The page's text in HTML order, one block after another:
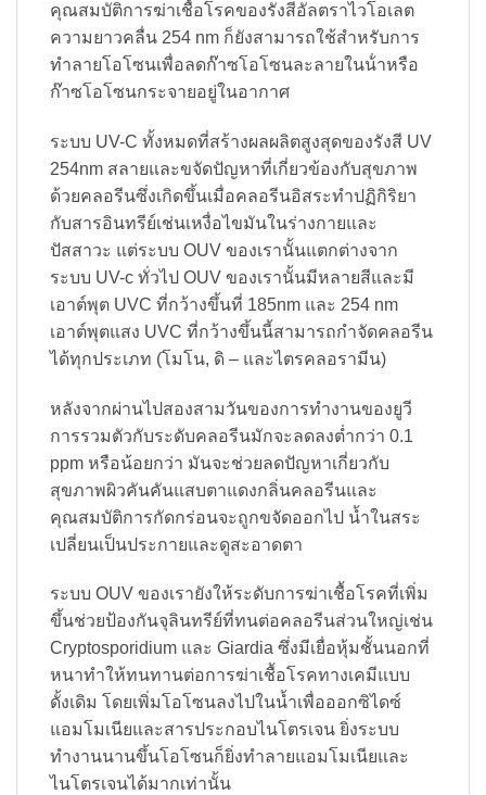
คุณสมบัติการฆ่าเชื้อโรคของรังสีอัลตราไวโอเลต
ความยาวคลื่น 254 nm ก็ยังสามารถใช้สําหรับการ
ทําลายโอโซนเพื่อลดก๊าซโอโซนละลายในน้ําหรือ
ก๊าซโอโซนกระจายอยู่ในอากาศ
ระบบ UV-C ทั้งหมดที่สร้างผลผลิตสูงสุดของรังสี UV
254nm สลายและขจัดปัญหาที่เกี่ยวข้องกับสุขภาพ
ด้วยคลอรีนซึ่งเกิดขึ้นเมื่อคลอรีนอิสระทำปฏิกิริยา
กับสารอินทรีย์เช่นเหงื่อไขมันในร่างกายและ
ปัสสาวะ แต่ระบบ OUV ของเรานั้นแตกต่างจาก
ระบบ UV-c ทั่วไป OUV ของเรานั้นมีหลายสีและมี
เอาต์พุต UVC ที่กว้างขึ้นที่ 185nm และ 254 nm
เอาต์พุตแสง UVC ที่กว้างขึ้นนี้สามารถกำจัดคลอรีน
ได้ทุกประเภท (โมโน, ดิ – และไตรคลอรามีน)
หลังจากผ่านไปสองสามวันของการทำงานของยูวี
การรวมตัวกับระดับคลอรีนมักจะลดลงต่ำกว่า 0.1
ppm หรือน้อยกว่า มันจะช่วยลดปัญหาเกี่ยวกับ
สุขภาพผิวคันคันแสบตาแดงกลิ่นคลอรีนและ
คุณสมบัติการกัดกร่อนจะถูกขจัดออกไป น้ำในสระ
เปลี่ยนเป็นประกายและดูสะอาดตา
ระบบ OUV ของเรายังให้ระดับการฆ่าเชื้อโรคที่เพิ่ม
ขึ้นช่วยป้องกันจุลินทรีย์ที่ทนต่อคลอรีนส่วนใหญ่เช่น
Cryptosporidium และ Giardia ซึ่งมีเยื่อหุ้มชั้นนอกที่
หนาทำให้ทนทานต่อการฆ่าเชื้อโรคทางเคมีแบบ
ดั้งเดิม โดยเพิ่มโอโซนลงไปในน้ำเพื่อออกซิไดซ์
แอมโมเนียและสารประกอบไนโตรเจน ยิ่งระบบ
ทำงานนานขึ้นโอโซนก็ยิ่งทำลายแอมโมเนียและ
ไนโตรเจนได้มากเท่านั้น